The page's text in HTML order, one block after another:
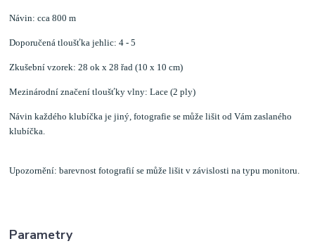
Návin: cca 800 m
Doporučená tloušťka jehlic: 4 - 5
Zkušební vzorek: 28 ok x 28 řad (10 x 10 cm)
Mezinárodní značení tloušťky vlny: Lace (2 ply)
Návin každého klubíčka je jiný, fotografie se může lišit od Vám zaslaného
klubíčka.
Upozornění: barevnost fotografií se může lišit v závislosti na typu monitoru.
Parametry